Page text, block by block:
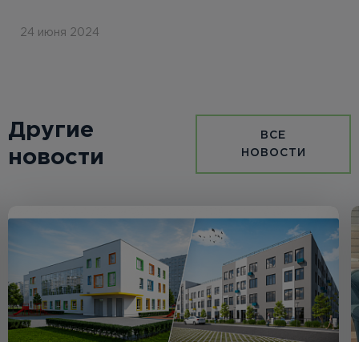
24 июня 2024
Другие
новости
ВСЕ
НОВОСТИ